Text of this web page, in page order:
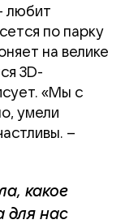
любит
по парку
на велике
3D-
«Мы с
умели
–
какое
для нас